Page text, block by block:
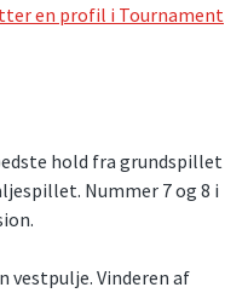
en profil i Tournament
hold fra grundspillet
Nummer 7 og 8 i
vestpulje. Vinderen af